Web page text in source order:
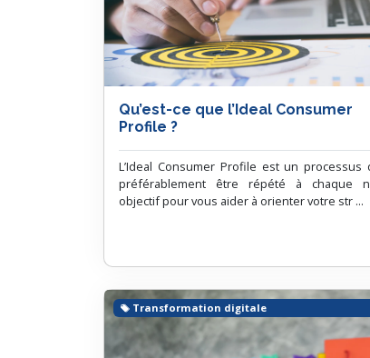
Qu’est-ce que l’Ideal Consumer
Profile ?
L’Ideal Consumer Profile est un processus
préférablement être répété à chaque
objectif pour vous aider à orienter votre str ...
Transformation digitale